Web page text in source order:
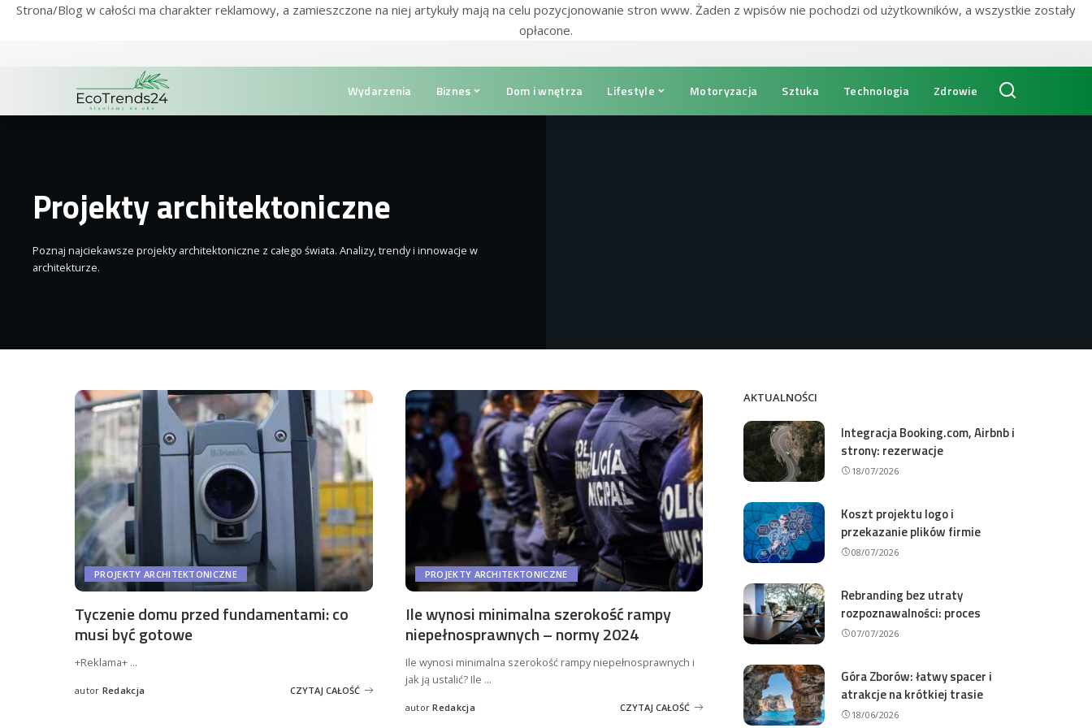
Strona/Blog w całości ma charakter reklamowy, a zamieszczone na niej artykuły mają na celu pozycjonowanie stron www. Żaden z wpisów nie pochodzi od użytkowników, a wszystkie zostały
opłacone.
Wydarzenia Biznes Dom i wnętrza Lifestyle Motoryzacja Sztuka Technologia Zdrowie
Projekty architektoniczne
Poznaj najciekawsze projekty architektoniczne z całego świata. Analizy, trendy i innowacje w
architekturze.
PROJEKTY ARCHITEKTONICZNE
Tyczenie domu przed fundamentami: co
musi być gotowe
+Reklama+ ...
Wysłany
autor Redakcja CZYTAJ CAŁOŚĆ
PROJEKTY ARCHITEKTONICZNE
Ile wynosi minimalna szerokość rampy
niepełnosprawnych – normy 2024
Ile wynosi minimalna szerokość rampy niepełnosprawnych i
jak ją ustalić? Ile ...
Wysłany
autor Redakcja CZYTAJ CAŁOŚĆ
AKTUALNOŚCI
Integracja Booking.com, Airbnb i
strony: rezerwacje
18/07/2026
Koszt projektu logo i
przekazanie plików firmie
08/07/2026
Rebranding bez utraty
rozpoznawalności: proces
07/07/2026
Góra Zborów: łatwy spacer i
atrakcje na krótkiej trasie
18/06/2026